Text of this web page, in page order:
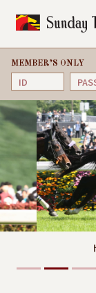
MEMBER’S ONLY